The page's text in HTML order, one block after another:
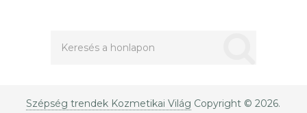
Szépség trendek Kozmetikai Világ Copyright © 2026.